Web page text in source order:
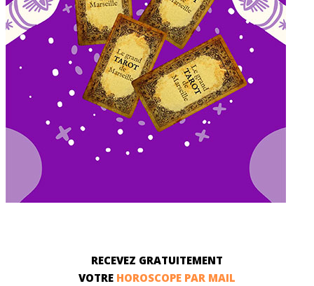
RECEVEZ GRATUITEMENT
VOTRE HOROSCOPE PAR MAIL